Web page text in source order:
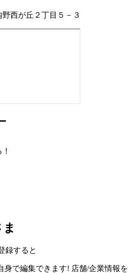
西が丘２丁目５－３
録すると
身で編集できます! 店舗/企業情報を